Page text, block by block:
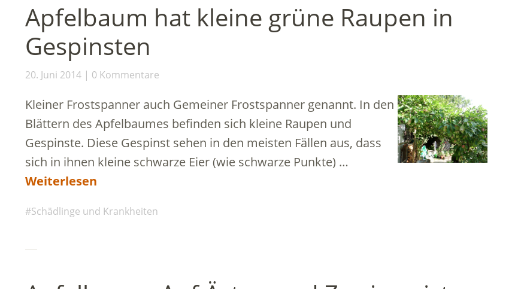
Apfelbaum hat kleine grüne Raupen in
Gespinsten
20. Juni 2014 0 Kommentare
Kleiner Frostspanner auch Gemeiner Frostspanner genannt. In den
Blättern des Apfelbaumes befinden sich kleine Raupen und
Gespinste. Diese Gespinst sehen in den meisten Fällen aus, dass
sich in ihnen kleine schwarze Eier (wie schwarze Punkte) …
Weiterlesen
Schädlinge und Krankheiten